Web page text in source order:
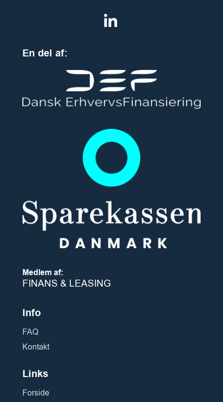
Links
Forside
Info
FAQ
Kontakt
En del af:
Medlem af:
FINANS & LEASING